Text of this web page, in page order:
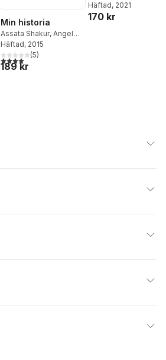
Min historia
Assata Shakur, Angela
Davis
Häftad, 2015
4,0utav 5 stjärnor. Totalt antal röster:
(5)
189 kr
Häftad, 2021
170 kr